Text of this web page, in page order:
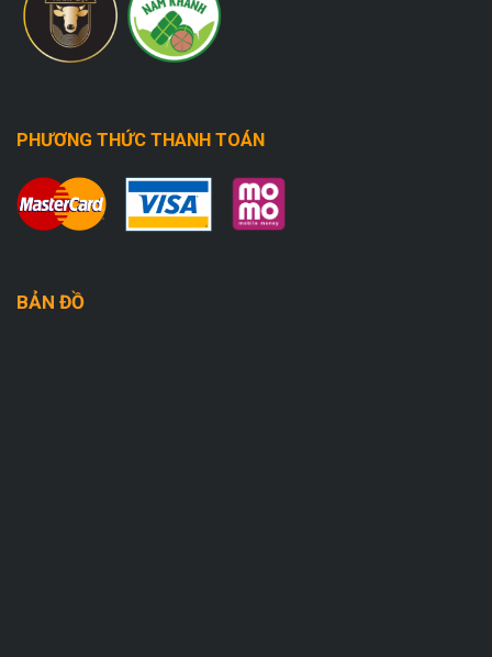
PHƯƠNG THỨC THANH TOÁN
BẢN ĐỒ